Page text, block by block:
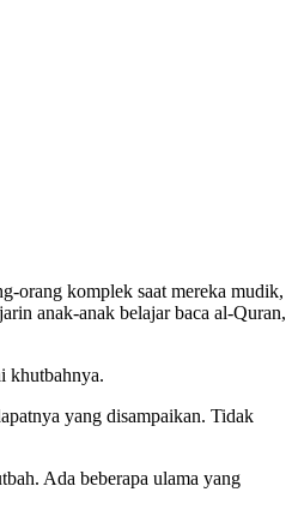
orang komplek saat mereka mudik,
anak-anak belajar baca al-Quran,
khutbahnya.
yang disampaikan. Tidak
Ada beberapa ulama yang